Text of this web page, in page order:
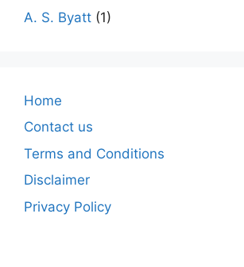
A. S. Byatt (1)
Home
Contact us
Terms and Conditions
Disclaimer
Privacy Policy